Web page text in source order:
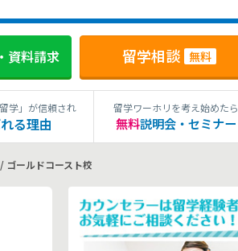
資料請求 留学相談 無料
学」が信頼され
る理由
留学ワーホリを考え始めたら
無料説明会・セミナー
ゴールドコースト校